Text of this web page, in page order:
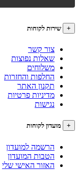
לקוחות
צור קשר
שאלות נפוצות
משלוחים
החלפות והחזרות
תקנון האתר
מדיניות פרטיות
נגישות
לקוחות
הרשמה למועדון
הטבות המועדון
האזור האישי שלי